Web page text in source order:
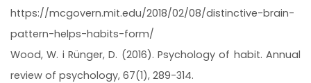
https://mcgovern.mit.edu/2018/02/08/distinctive-brain-
pattern-helps-habits-form/
Wood, W. i Rünger, D. (2016). Psychology of habit. Annual
review of psychology, 67(1), 289-314.